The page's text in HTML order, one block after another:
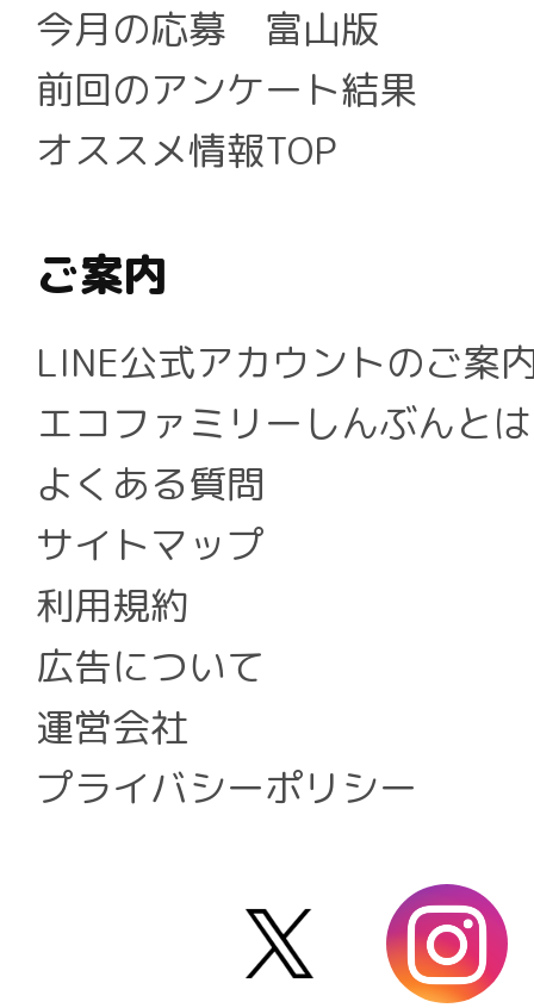
今月の応募 富山版
前回のアンケート結果
オススメ情報TOP
ご案内
LINE公式アカウントのご案
エコファミリーしんぶんとは
よくある質問
サイトマップ
利用規約
広告について
運営会社
プライバシーポリシー